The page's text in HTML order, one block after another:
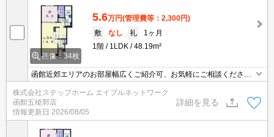
画像：34枚
5.6万円(管理費等：2,300円)
敷
なし 礼
1ヶ月
1階
1LDK 48.19m²
函館近郊エリアのお部屋幅広くご紹介可、お気軽にご相談くださ
ォークインクローゼットにはお洋服もたくさん収納できますよ！
株式会社ステップホーム エイブルネットワーク
函館五稜郭店
情報更新日 2026/08/05
詳細を見る